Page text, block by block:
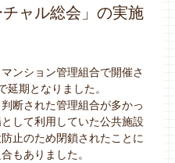
ャル総会」の実施
ンション管理組合で開催さ
期となりました。
断された管理組合が多かっ
して利用していた公共施設
止のため閉鎖されたことに
もありました。